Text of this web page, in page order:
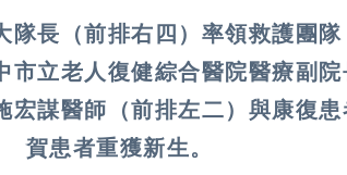
長（前排右四）率領救護團
市立老人復健綜合醫院醫療副
宏謀醫師（前排左二）與康復
賀患者重獲新生。